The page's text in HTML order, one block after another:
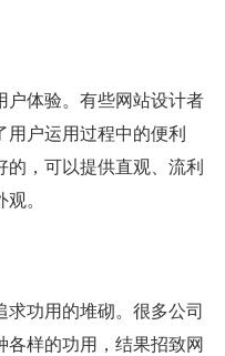
户体验。有些网站设计者
户运用过程中的便利
，可以提供直观、流利
。
功用的堆砌。很多公司
样的功用，结果招致网